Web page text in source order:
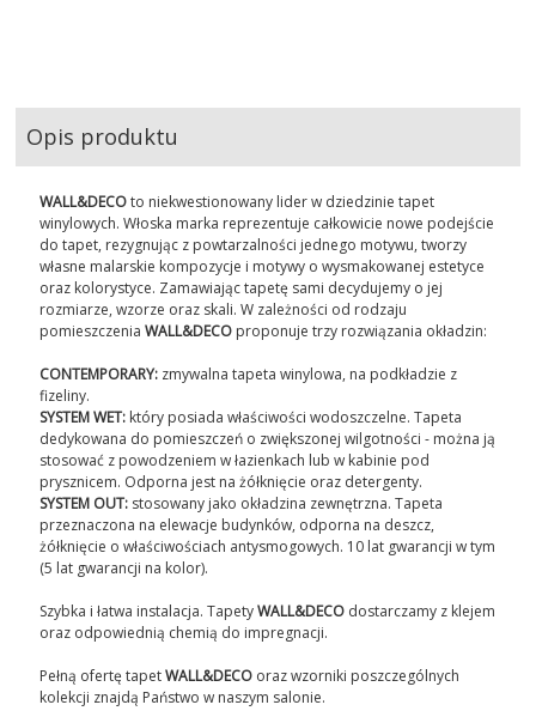
Opis produktu
WALL&DECOto niekwestionowany lider w dziedzinie tapet
winylowych. Włoska marka reprezentuje całkowicie nowe podejście
do tapet, rezygnując z powtarzalności jednego motywu, tworzy
własne malarskie kompozycje i motywy o wysmakowanej estetyce
oraz kolorystyce. Zamawiając tapetę sami decydujemy o jej
rozmiarze, wzorze oraz skali. W zależności od rodzaju
pomieszczeniaWALL&DECO proponuje trzy rozwiązania okładzin:
CONTEMPORARY: zmywalna tapeta winylowa, na podkładzie z
fizeliny.
SYSTEM WET: który posiada właściwości wodoszczelne. Tapeta
dedykowana do pomieszczeń o zwiększonej wilgotności - można ją
stosować z powodzeniem w łazienkach lub w kabinie pod
prysznicem. Odporna jest na żółknięcie oraz detergenty.
SYSTEM OUT: stosowany jako okładzina zewnętrzna. Tapeta
przeznaczona na elewacje budynków, odporna na deszcz,
żółknięcie o właściwościach antysmogowych. 10 lat gwarancji w tym
(5 lat gwarancji na kolor).
Szybka i łatwa instalacja. TapetyWALL&DECO dostarczamy z klejem
oraz odpowiednią chemią do impregnacji.
Pełną ofertę tapetWALL&DECO oraz wzorniki poszczególnych
kolekcji znajdą Państwo w naszym salonie.